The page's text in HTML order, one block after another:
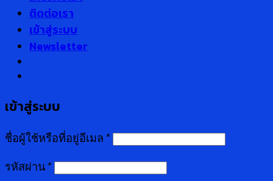
ติดต่อเรา
เข้าสู่ระบบ
Newsletter
เข้าสู่ระบบ
ชื่อผู้ใช้หรือที่อยู่อีเมล *
รหัสผ่าน *